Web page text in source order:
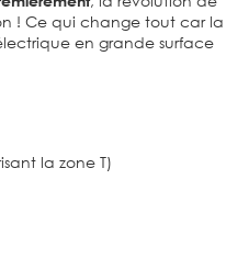
! Ce qui change tout car la
en grande surface
la zone T)